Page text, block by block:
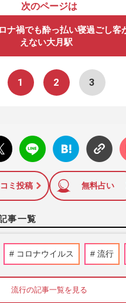
次のページは
ナ禍でも酔っ払い寝過ごし客
えない大月駅
1 2 3
ス
LINE
はてな
ブック
に追加
ミ投稿 無料占い
事一覧
新幹線に最高級席『Supreme
発表、JRが明かした誕生経緯と
週刊女性PRIME
コロナウイルス 流行
流行の記事一覧を見る